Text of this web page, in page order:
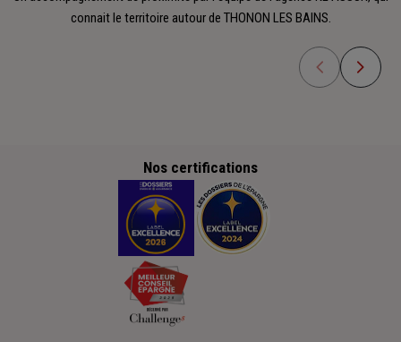
connait le territoire autour de THONON LES BAINS.
Nos certifications